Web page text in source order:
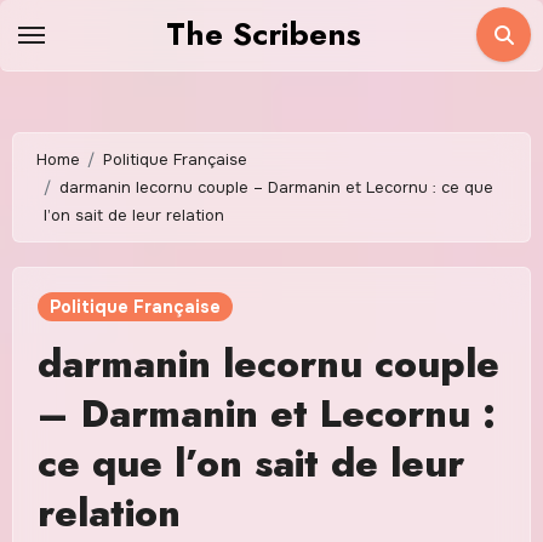
The Scribens
Home
Politique Française
darmanin lecornu couple – Darmanin et Lecornu : ce que
l’on sait de leur relation
Politique Française
darmanin lecornu couple
– Darmanin et Lecornu :
ce que l’on sait de leur
relation